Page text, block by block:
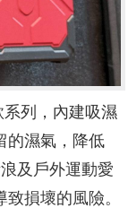
列，內建吸濕
的濕氣，降低
及戶外運動愛
損壞的風險。